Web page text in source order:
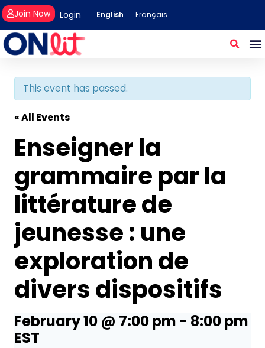
Login
Join Now English Français
This event has passed.
« All Events
Enseigner la
grammaire par la
littérature de
jeunesse : une
exploration de
divers dispositifs
February 10 @ 7:00 pm - 8:00 pm
EST